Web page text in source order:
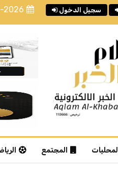
2026 سجيل الدخول
المحليات المجتمع